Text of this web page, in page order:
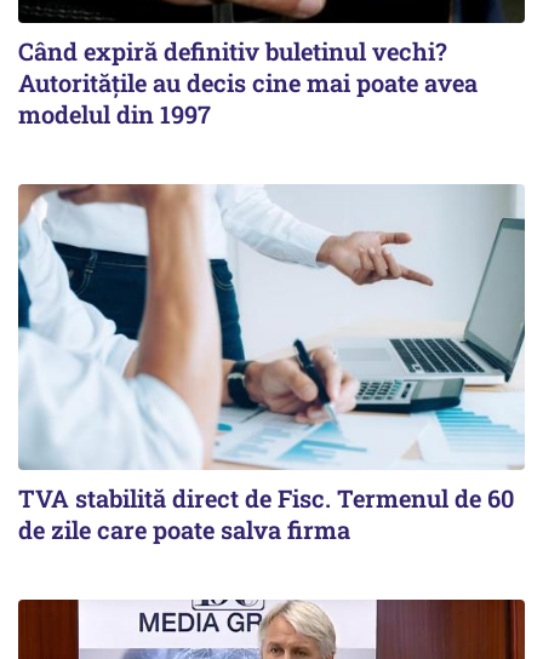
Când expiră definitiv buletinul vechi?
Autoritățile au decis cine mai poate avea
modelul din 1997
TVA stabilită direct de Fisc. Termenul de 60
de zile care poate salva firma